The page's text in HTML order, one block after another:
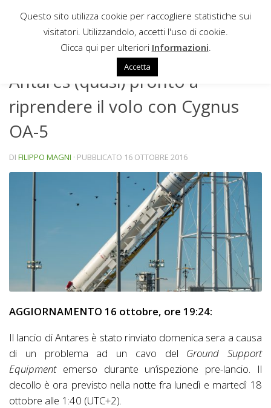
Sotto il contenuto
Antares (quasi) pronto a
riprendere il volo con Cygnus
OA-5
DI FILIPPO MAGNI · PUBBLICATO 16 OTTOBRE 2016
AGGIORNAMENTO 16 ottobre, ore 19:24:
Il lancio di Antares è stato rinviato domenica sera a causa
di un problema ad un cavo del Ground Support
Equipmentemerso durante un’ispezione pre-lancio. Il
decollo è ora previsto nella notte fra lunedì e martedì 18
ottobre alle 1:40 (UTC+2).
Questo sito utilizza cookie per raccogliere statistiche sui
visitatori. Utilizzandolo, accetti l'uso di cookie.
Clicca qui per ulteriori Informazioni
Accetta